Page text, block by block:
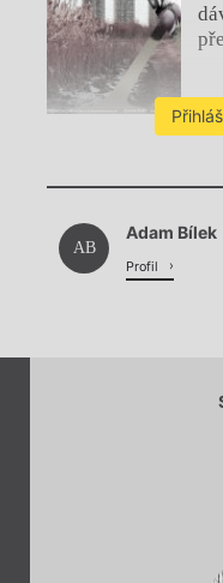
AB
Adam Bílek
Profil